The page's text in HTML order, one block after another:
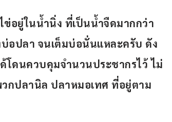
อยู่ในน้ำนิ่ง ที่เป็นน้ำจืดมากกว่า
อปลา จนเต็มบ่อนั่นแหละครับ ดัง
ดนควบคุมจำนวนประชากรไว้ ไม่
กปลานิล ปลาหมอเทศ ที่อยู่ตาม